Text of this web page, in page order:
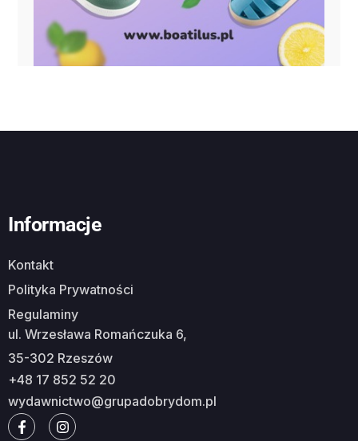
Informacje
Kontakt
Polityka Prywatności
Regulaminy
ul. Wrzesława Romańczuka 6,
35-302 Rzeszów
+48 17 852 52 20
wydawnictwo@grupadobrydom.pl